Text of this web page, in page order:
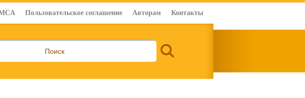
Пользовательское соглашение Авторам Контакты